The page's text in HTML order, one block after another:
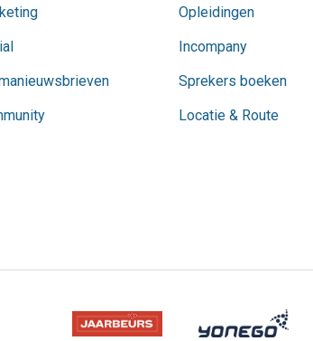
Opleidingen
Incompany
Sprekers boeken
Locatie & Route